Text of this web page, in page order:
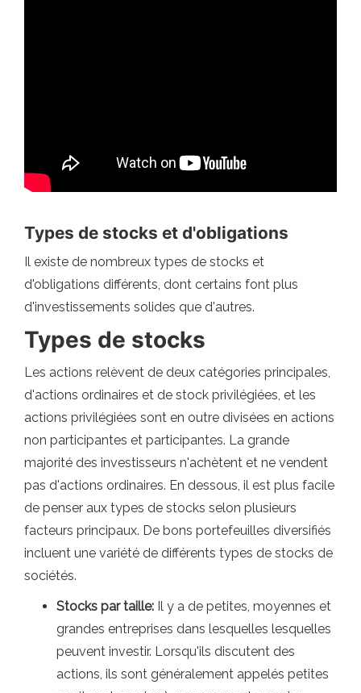
Types de stocks et d'obligations
Il existe de nombreux types de stocks et
d'obligations différents, dont certains font plus
d'investissements solides que d'autres.
Types de stocks
Les actions relèvent de deux catégories principales,
d'actions ordinaires et de stock privilégiées, et les
actions privilégiées sont en outre divisées en actions
non participantes et participantes. La grande
majorité des investisseurs n'achètent et ne vendent
pas d'actions ordinaires. En dessous, il est plus facile
de penser aux types de stocks selon plusieurs
facteurs principaux. De bons portefeuilles diversifiés
incluent une variété de différents types de stocks de
sociétés.
Stocks par taille: Il y a de petites, moyennes et
grandes entreprises dans lesquelles lesquelles
peuvent investir. Lorsqu'ils discutent des
actions, ils sont généralement appelés petites